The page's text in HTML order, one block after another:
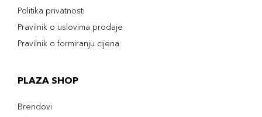
Politika privatnosti
Pravilnik o uslovima prodaje
Pravilnik o formiranju cijena
PLAZA SHOP
Brendovi